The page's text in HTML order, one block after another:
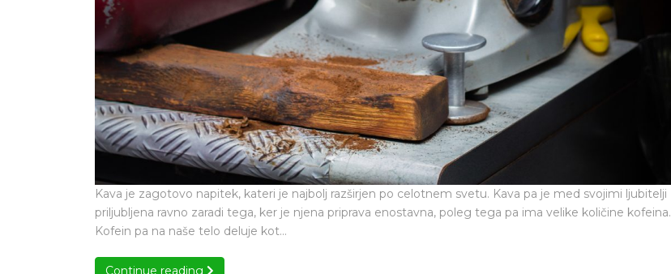
Kava je zagotovo napitek, kateri je najbolj razširjen po celotnem svetu. Kava pa je med svojimi ljubitelji
priljubljena ravno zaradi tega, ker je njena priprava enostavna, poleg tega pa ima velike količine kofeina.
Kofein pa na naše telo deluje kot…
Continue reading